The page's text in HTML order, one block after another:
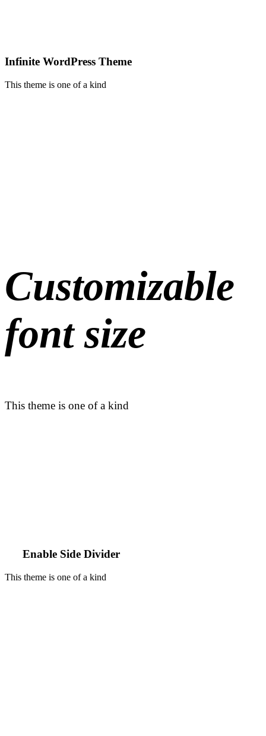
Infinite WordPress Theme
This theme is one of a kind
Customizable
font size
This theme is one of a kind
Enable Side Divider
This theme is one of a kind